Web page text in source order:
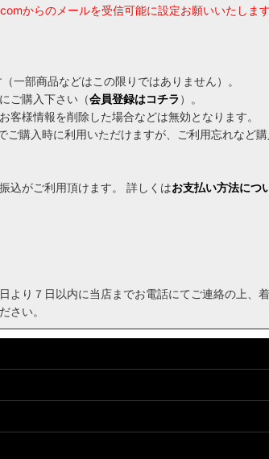
からのメールを受信可能に設定お願いいたし
一部商品などはこの限りではありません）。
ご購入下さい（会員登録はコチラ ）。
様情報を削除した場合などは無効となります。
購入時に利用いただけますが、ご利用忘れなど購
込がご利用頂けます。 詳しくはお支払い方法につ
り７日以内に当店までお電話にてご連絡の上、
さい。